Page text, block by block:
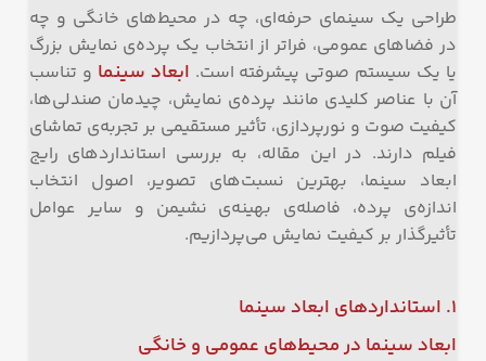
طراحی یک سینمای حرفه‌ای، چه در محیط‌های خانگی و چه
در فضاهای عمومی، فراتر از انتخاب یک پرده‌ی نمایش بزرگ
یا یک سیستم صوتی پیشرفته است. ابعاد سینما و تناسب
آن با عناصر کلیدی مانند پرده‌ی نمایش، چیدمان صندلی‌ها،
کیفیت صوت و نورپردازی، تأثیر مستقیمی بر تجربه‌ی تماشای
فیلم دارند. در این مقاله، به بررسی استانداردهای رایج
ابعاد سینما، بهترین نسبت‌های تصویر، اصول انتخاب
اندازه‌ی پرده، فاصله‌ی بهینه‌ی نشیمن و سایر عوامل
تأثیرگذار بر کیفیت نمایش می‌پردازیم.
۱. استانداردهای ابعاد سینما
ابعاد سینما در محیط‌های عمومی و خانگی